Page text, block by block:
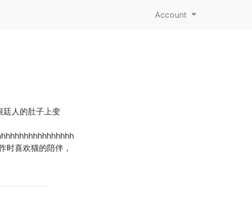
Account
廷人的肚子上变
时喜欢猫的陪伴，